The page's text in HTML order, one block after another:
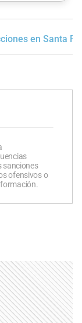
en Santa Fe
sanciones
ofensivos o